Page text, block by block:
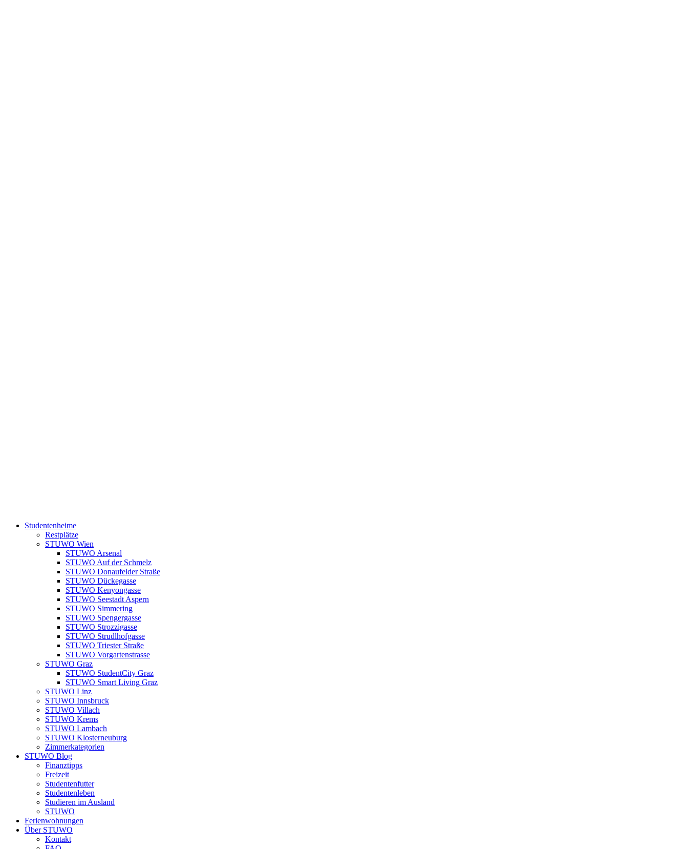
Studentenheime
Restplätze
STUWO Wien
STUWO Arsenal
STUWO Auf der Schmelz
STUWO Donaufelder Straße
STUWO Dückegasse
STUWO Kenyongasse
STUWO Seestadt Aspern
STUWO Simmering
STUWO Spengergasse
STUWO Strozzigasse
STUWO Strudlhofgasse
STUWO Triester Straße
STUWO Vorgartenstrasse
STUWO Graz
STUWO StudentCity Graz
STUWO Smart Living Graz
STUWO Linz
STUWO Innsbruck
STUWO Villach
STUWO Krems
STUWO Lambach
STUWO Klosterneuburg
Zimmerkategorien
STUWO Blog
Finanztipps
Freizeit
Studentenfutter
Studentenleben
Studieren im Ausland
STUWO
Ferienwohnungen
Über STUWO
Kontakt